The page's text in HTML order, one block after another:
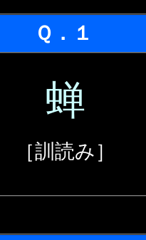
Ｑ．１
蝉
［訓読み］